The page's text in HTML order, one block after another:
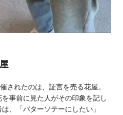
されたのは、証言を売る花屋。
事前に見た人がその印象を記し
、「バターソテーにしたい」